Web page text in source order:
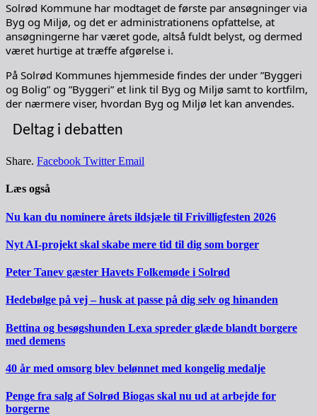
Solrød Kommune har modtaget de første par ansøgninger via
Byg og Miljø, og det er administrationens opfattelse, at
ansøgningerne har været gode, altså fuldt belyst, og dermed
været hurtige at træffe afgørelse i.
På Solrød Kommunes hjemmeside findes der under ”Byggeri
og Bolig” og ”Byggeri” et link til Byg og Miljø samt to kortfilm,
der nærmere viser, hvordan Byg og Miljø let kan anvendes.
Deltag i debatten
Share. Facebook Twitter Email
Læs også
Nu kan du nominere årets ildsjæle til Frivilligfesten 2026
Nyt AI-projekt skal skabe mere tid til dig som borger
Peter Tanev gæster Havets Folkemøde i Solrød
Hedebølge på vej – husk at passe på dig selv og hinanden
Bettina og besøgshunden Lexa spreder glæde blandt borgere
med demens
40 år med omsorg blev belønnet med kongelig medalje
Penge fra salg af Solrød Biogas skal nu ud at arbejde for
borgerne